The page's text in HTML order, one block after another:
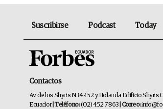
Suscribirse Podcast Today
Contactos
Av. de los Shyris N34-152 y Holanda Edificio Shyris
Ecuador | Teléfono:(02) 452 7863 | Correo: